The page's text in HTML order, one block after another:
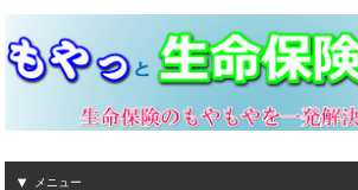
メニュー